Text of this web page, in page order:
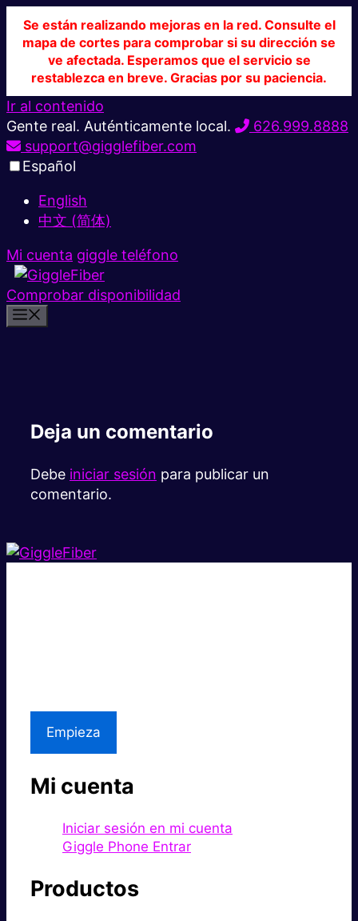
Se están realizando mejoras en la red. Consulte el
mapa de cortes para comprobar si su dirección se
ve afectada. Esperamos que el servicio se
restablezca en breve. Gracias por su paciencia.
Ir al contenido
Gente real. Auténticamente local.
626.999.8888
support@gigglefiber.com
Español
English
中文 (简体)
Mi cuenta giggle teléfono
Comprobar disponibilidad
Deja un comentario
Debe iniciar sesión para publicar un
comentario.
Empieza
Mi cuenta
Iniciar sesión en mi cuenta
Giggle Phone Entrar
Productos